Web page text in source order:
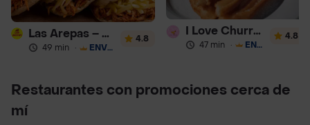
Las Arepas – Arepas Rellenas
49 min · ENVÍO GRATIS
4.8
I Love Churros 95
47 min · ENVÍO GRATIS
4.8
Restaurantes con promociones cerca de
mí